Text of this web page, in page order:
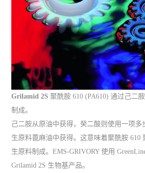
Grilamid 2S 聚酰胺 610 (PA610) 通过己二
制成。
己二胺从原油中获得，癸二酸则使用一项多
生原料蓖麻油中获得。这意味着聚酰胺 610
生原料制成。EMS-GRIVORY 使用
Grilamid 2S 生物基产品。